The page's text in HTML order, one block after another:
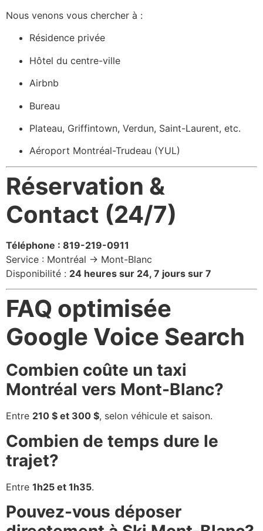
Nous venons vous chercher à :
Résidence privée
Hôtel du centre-ville
Airbnb
Bureau
Plateau, Griffintown, Verdun, Saint-Laurent, etc.
Aéroport Montréal-Trudeau (YUL)
Réservation &
Contact (24/7)
Téléphone : 819-219-0911
Service : Montréal → Mont-Blanc
Disponibilité : 24 heures sur 24, 7 jours sur 7
FAQ optimisée
Google Voice Search
Combien coûte un taxi
Montréal vers Mont-Blanc?
Entre 210 $ et 300 $, selon véhicule et saison.
Combien de temps dure le
trajet?
Entre 1h25 et 1h35.
Pouvez-vous déposer